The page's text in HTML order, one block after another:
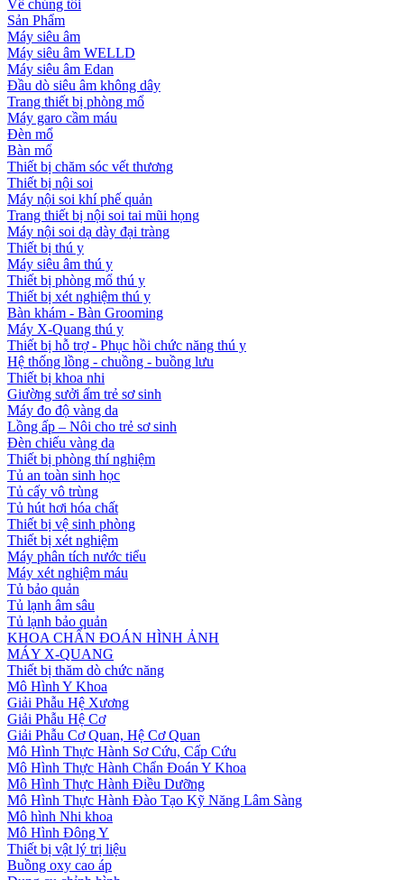
Về chúng tôi
Sản Phẩm
Máy siêu âm
Máy siêu âm WELLD
Máy siêu âm Edan
Đầu dò siêu âm không dây
Trang thiết bị phòng mổ
Máy garo cầm máu
Đèn mổ
Bàn mổ
Thiết bị chăm sóc vết thương
Thiết bị nội soi
Máy nội soi khí phế quản
Trang thiết bị nội soi tai mũi họng
Máy nội soi dạ dày đại tràng
Thiết bị thú y
Máy siêu âm thú y
Thiết bị phòng mổ thú y
Thiết bị xét nghiệm thú y
Bàn khám - Bàn Grooming
Máy X-Quang thú y
Thiết bị hỗ trợ - Phục hồi chức năng thú y
Hệ thống lồng - chuồng - buồng lưu
Thiết bị khoa nhi
Giường sưởi ấm trẻ sơ sinh
Máy đo độ vàng da
Lồng ấp – Nôi cho trẻ sơ sinh
Đèn chiếu vàng da
Thiết bị phòng thí nghiệm
Tủ an toàn sinh học
Tủ cấy vô trùng
Tủ hút hơi hóa chất
Thiết bị vệ sinh phòng
Thiết bị xét nghiệm
Máy phân tích nước tiểu
Máy xét nghiệm máu
Tủ bảo quản
Tủ lạnh âm sâu
Tủ lạnh bảo quản
KHOA CHẨN ĐOÁN HÌNH ẢNH
MÁY X-QUANG
Thiết bị thăm dò chức năng
Mô Hình Y Khoa
Giải Phẫu Hệ Xương
Giải Phẫu Hệ Cơ
Giải Phẫu Cơ Quan, Hệ Cơ Quan
Mô Hình Thực Hành Sơ Cứu, Cấp Cứu
Mô Hình Thực Hành Chẩn Đoán Y Khoa
Mô Hình Thực Hành Điều Dưỡng
Mô Hình Thực Hành Đào Tạo Kỹ Năng Lâm Sàng
Mô hình Nhi khoa
Mô Hình Đông Y
Thiết bị vật lý trị liệu
Buồng oxy cao áp